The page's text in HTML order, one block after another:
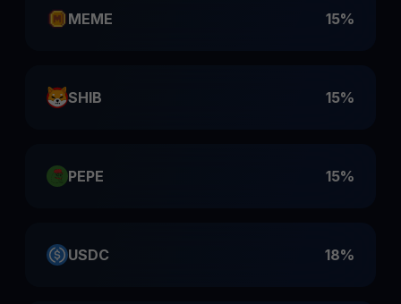
MEME 15%
SHIB 15%
PEPE 15%
USDC 18%